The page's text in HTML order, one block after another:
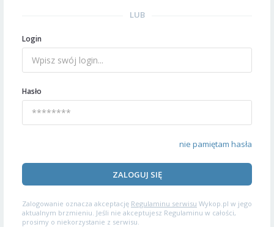
LUB
Login
Hasło
nie pamiętam hasła
ZALOGUJ SIĘ
Zalogowanie oznacza akceptację Regulaminu serwisu Wykop.pl w jego
aktualnym brzmieniu. Jeśli nie akceptujesz Regulaminu w całości,
prosimy o niekorzystanie z serwisu.